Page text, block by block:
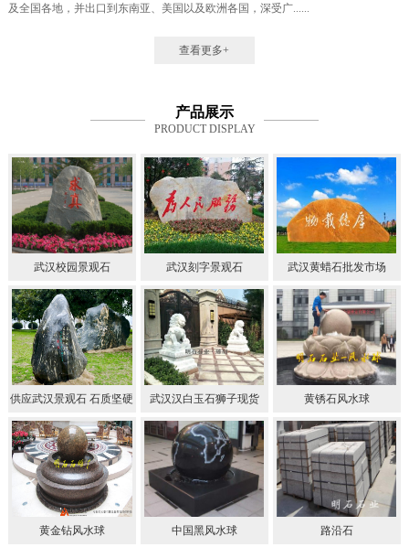
及全国各地，并出口到东南亚、美国以及欧洲各国，深受广......
查看更多+
产品展示
PRODUCT DISPLAY
武汉校园景观石 武汉刻字景观石 武汉黄蜡石批发市场
供应武汉景观石 石质坚硬 武汉汉白玉石狮子现货 黄锈石风水球
黄金钻风水球 中国黑风水球 路沿石